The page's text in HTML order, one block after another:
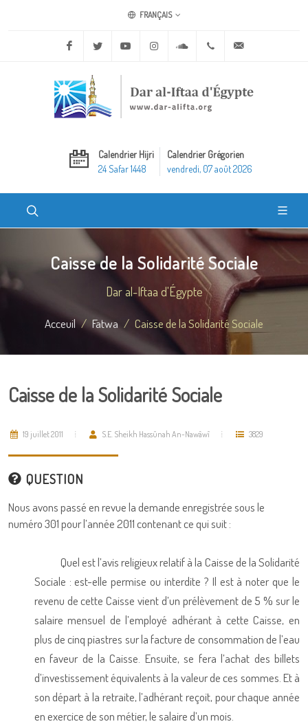
FRANÇAIS
Facebook Twitter Youtube Instagram Soundcloud+20 2 25970400
Calendrier Hijri
24 Safar 1448
Calendrier Grégorien
vendredi, 07 août 2026
Caisse de la Solidarité Sociale
Dar al-Iftaa d'Égypte
Acceuil Fatwa Caisse de la Solidarité Sociale
Caisse de la Solidarité Sociale
19 juillet 2011 S.E. Sheikh Hassûnah An-Nawâwî 3829
QUESTION
Nous avons passé en revue la demande enregistrée sous le
numéro 301 pour l’année 2011 contenant ce qui suit :
Quel est l’avis religieux relatif à la Caisse de la Solidarité
Sociale : est-elle permise ou interdite ? Il est à noter que le
revenu de cette Caisse vient d’un prélèvement de 5% sur le
salaire mensuel de l’employé adhérant à cette Caisse, en
plus de cinq piastres sur la facture de consommation de l’eau
en faveur de la Caisse. Ensuite, se fera l’achat des billets
d’investissement équivalents à la valeur de ces sommes. Et à
son départ à la retraite, l’adhérant reçoit, pour chaque année
en exercice de son métier, le salaire d’un mois.